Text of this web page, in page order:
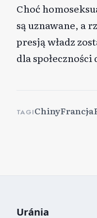
Choć
są uznawane, a
presją władz
dla
TAGIChinyFrancja
Uránia